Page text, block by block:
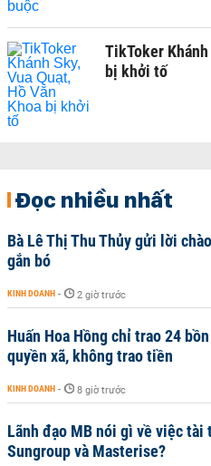
TikToker Khánh
bị khởi tố
Đọc nhiều nhất
Bà Lê Thị Thu Thủy gửi lời
gắn bó
KINH DOANH - 2 giờ trước
Huấn Hoa Hồng chỉ trao 24
quyền xã, không trao tiền
KINH DOANH - 8 giờ trước
Lãnh đạo MB nói gì về việc tài
Sungroup và Masterise?